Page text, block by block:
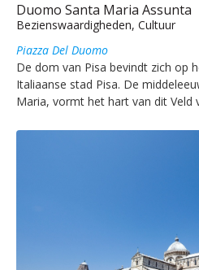
Duomo Santa Maria Assunta
Bezienswaardigheden, Cultuur
Piazza Del Duomo
De dom van Pisa bevindt zich op
Italiaanse stad Pisa. De
Maria, vormt het hart van dit Veld